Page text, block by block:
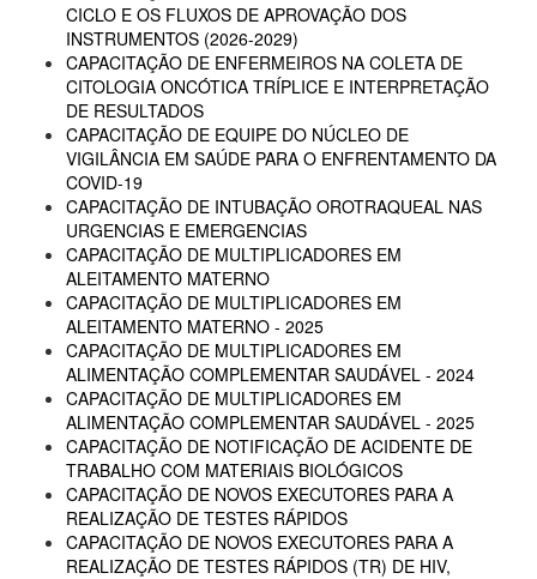
CICLO E OS FLUXOS DE APROVAÇÃO DOS
INSTRUMENTOS (2026-2029)
CAPACITAÇÃO DE ENFERMEIROS NA COLETA DE
CITOLOGIA ONCÓTICA TRÍPLICE E INTERPRETAÇÃO
DE RESULTADOS
CAPACITAÇÃO DE EQUIPE DO NÚCLEO DE
VIGILÂNCIA EM SAÚDE PARA O ENFRENTAMENTO DA
COVID-19
CAPACITAÇÃO DE INTUBAÇÃO OROTRAQUEAL NAS
URGENCIAS E EMERGENCIAS
CAPACITAÇÃO DE MULTIPLICADORES EM
ALEITAMENTO MATERNO
CAPACITAÇÃO DE MULTIPLICADORES EM
ALEITAMENTO MATERNO - 2025
CAPACITAÇÃO DE MULTIPLICADORES EM
ALIMENTAÇÃO COMPLEMENTAR SAUDÁVEL - 2024
CAPACITAÇÃO DE MULTIPLICADORES EM
ALIMENTAÇÃO COMPLEMENTAR SAUDÁVEL - 2025
CAPACITAÇÃO DE NOTIFICAÇÃO DE ACIDENTE DE
TRABALHO COM MATERIAIS BIOLÓGICOS
CAPACITAÇÃO DE NOVOS EXECUTORES PARA A
REALIZAÇÃO DE TESTES RÁPIDOS
CAPACITAÇÃO DE NOVOS EXECUTORES PARA A
REALIZAÇÃO DE TESTES RÁPIDOS (TR) DE HIV,